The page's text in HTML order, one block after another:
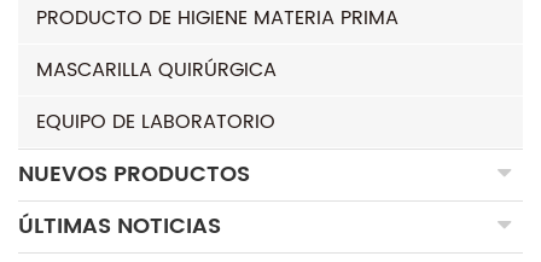
PRODUCTO DE HIGIENE MATERIA PRIMA
MASCARILLA QUIRÚRGICA
EQUIPO DE LABORATORIO
NUEVOS PRODUCTOS
ÚLTIMAS NOTICIAS